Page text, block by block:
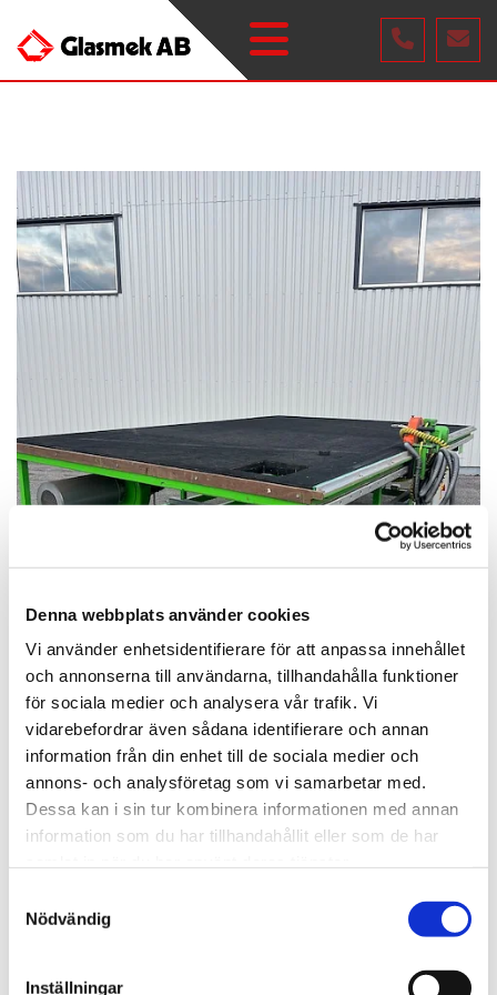
Denna webbplats använder cookies
Vi använder enhetsidentifierare för att anpassa innehållet
och annonserna till användarna, tillhandahålla funktioner
för sociala medier och analysera vår trafik. Vi
vidarebefordrar även sådana identifierare och annan
information från din enhet till de sociala medier och
annons- och analysföretag som vi samarbetar med.
Dessa kan i sin tur kombinera informationen med annan
information som du har tillhandahållit eller som de har
Nödvändig
Inställningar